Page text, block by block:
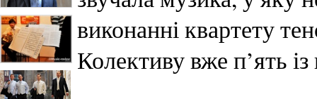
виконанні квартету
Колективу вже п’ять